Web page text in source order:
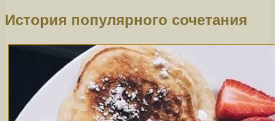
История популярного сочетания